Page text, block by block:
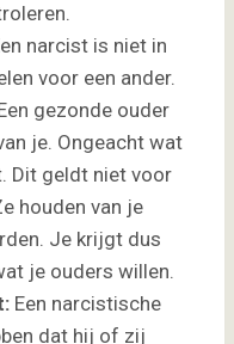
narcist is niet in
voor een ander.
gezonde ouder
je. Ongeacht wat
Dit geldt niet voor
houden van je
Je krijgt dus
je ouders willen.
Een narcistische
dat hij of zij